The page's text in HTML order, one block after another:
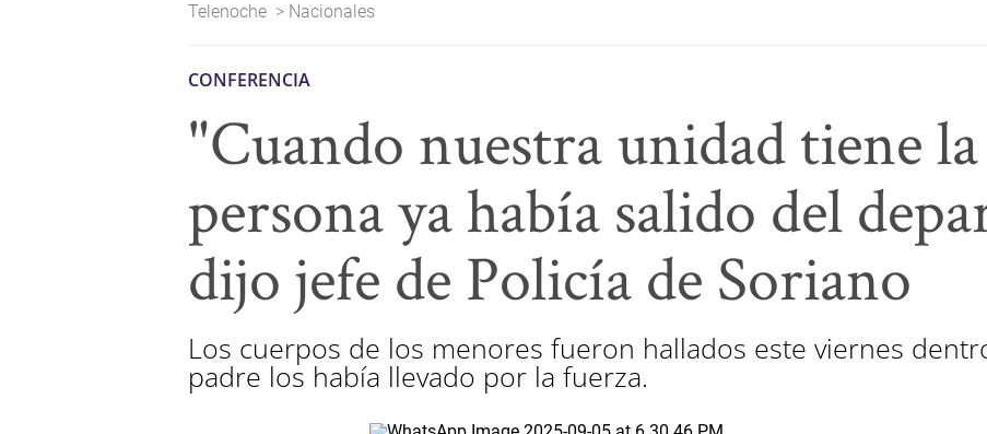
Telenoche > Nacionales
CONFERENCIA
"Cuando nuestra unidad tiene
persona ya había salido del
dijo jefe de Policía de Soriano
Los cuerpos de los menores fueron hallados este viernes
padre los había llevado por la fuerza.